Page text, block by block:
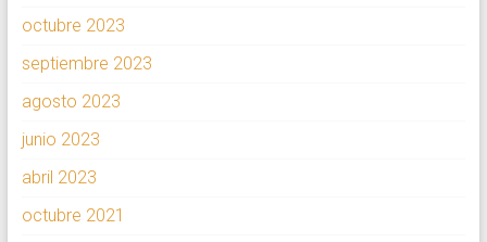
octubre 2023
septiembre 2023
agosto 2023
junio 2023
abril 2023
octubre 2021